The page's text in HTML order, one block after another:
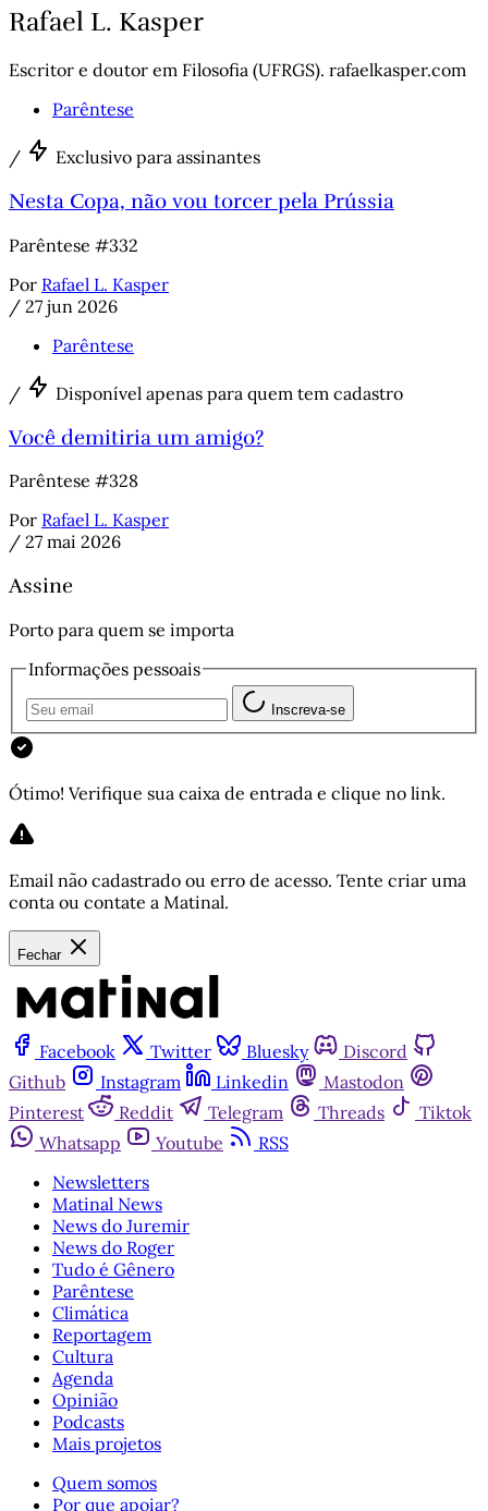
Rafael L. Kasper
Escritor e doutor em Filosofia (UFRGS). rafaelkasper.com
Parêntese
/ Exclusivo para assinantes
Nesta Copa, não vou torcer pela Prússia
Parêntese #332
Por Rafael L. Kasper
/ 27 jun 2026
Parêntese
/ Disponível apenas para quem tem cadastro
Você demitiria um amigo?
Parêntese #328
Por Rafael L. Kasper
/ 27 mai 2026
Assine
Porto para quem se importa
Informações pessoais
Inscreva-se
Ótimo! Verifique sua caixa de entrada e clique no link.
Email não cadastrado ou erro de acesso. Tente criar uma
conta ou contate a Matinal.
Fechar
Facebook Twitter Bluesky
Discord
Github
Instagram Linkedin
Mastodon
Pinterest
Reddit Telegram Threads
Tiktok
Whatsapp
Youtube
RSS
Newsletters
Matinal News
News do Juremir
News do Roger
Tudo é Gênero
Parêntese
Climática
Reportagem
Cultura
Agenda
Opinião
Podcasts
Mais projetos
Quem somos
Por que apoiar?